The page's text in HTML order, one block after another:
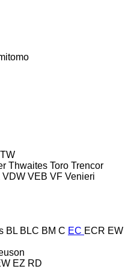
TW
Thwaites Toro Trencor
VDW VEB VF Venieri
BL BLC BM C EC ECR EW
EZ RD